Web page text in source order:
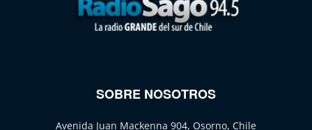
SOBRE NOSOTROS
Avenida Juan Mackenna 904, Osorno, Chile